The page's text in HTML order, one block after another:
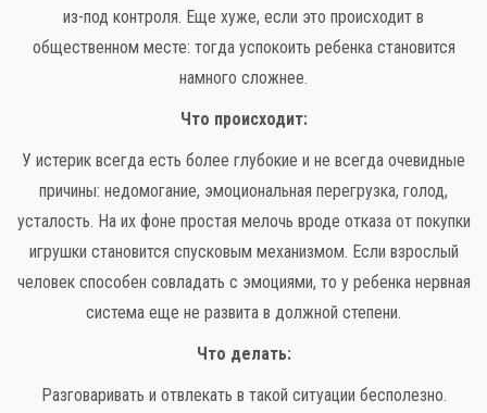
из-под контроля. Еще хуже, если это происходит в
общественном месте: тогда успокоить ребенка становится
намного сложнее.
Что происходит:
У истерик всегда есть более глубокие и не всегда очевидные
причины: недомогание, эмоциональная перегрузка, голод,
усталость. На их фоне простая мелочь вроде отказа от покупки
игрушки становится спусковым механизмом. Если взрослый
человек способен совладать с эмоциями, то у ребенка нервная
система еще не развита в должной степени.
Что делать:
Разговаривать и отвлекать в такой ситуации бесполезно.